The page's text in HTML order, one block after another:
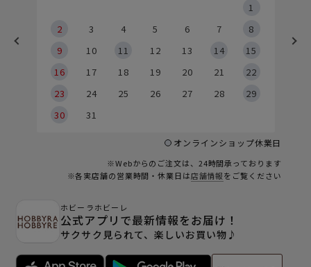
1
2
3 4 5 6 7
8
9
10 11 12 13 14
15
16
17 18 19 20 21
22
23
24 25 26 27 28
29
30
31
オンラインショップ休業日
※Webからのご注文は、24時間承っております
※各実店舗の営業時間・休業日は店舗情報をご覧ください
ホビーラホビーレ
公式アプリで最新情報をお届け！
サクサク見られて、楽しいお買い物♪